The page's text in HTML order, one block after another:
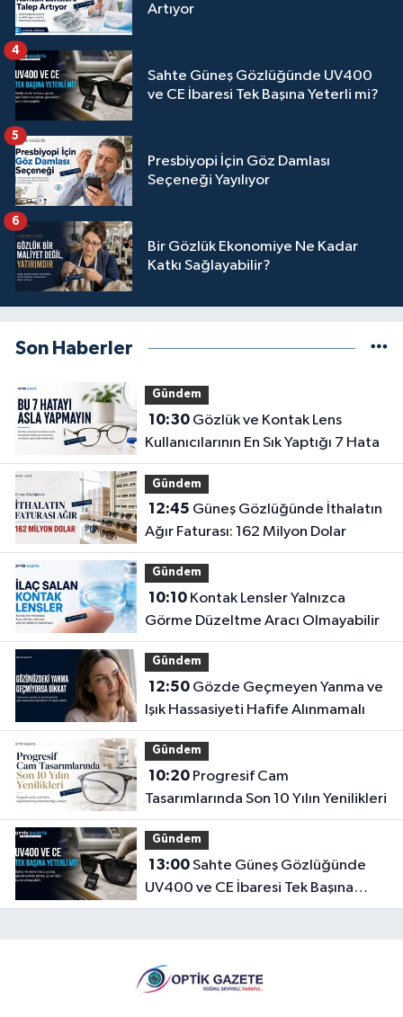
Artıyor
Sahte Güneş Gözlüğünde UV400
ve CE İbaresi Tek Başına Yeterli mi?
4
Presbiyopi İçin Göz Damlası
Seçeneği Yayılıyor
5
Bir Gözlük Ekonomiye Ne Kadar
Katkı Sağlayabilir?
6
Son Haberler
Gündem
10:30Gözlük ve Kontak Lens
Kullanıcılarının En Sık Yaptığı 7 Hata
Gündem
12:45
Ağır Faturası: 162 Milyon Dolar
Gündem
10:10Kontak Lensler Yalnızca
Görme Düzeltme Aracı Olmayabilir
Gündem
12:50Gözde Geçmeyen Yanma ve
Işık Hassasiyeti Hafife Alınmamalı
Gündem
10:20Progresif Cam
Tasarımlarında Son 10 Yılın Yenilikleri
Gündem
13:00Sahte Güneş Gözlüğünde
UV400 ve CE İbaresi Tek Başına
Yeterli mi?